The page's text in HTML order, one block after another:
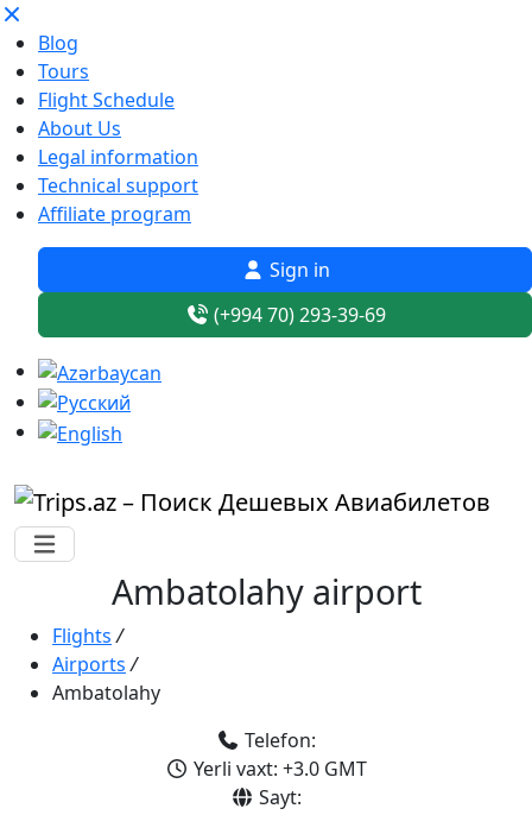
Blog
Tours
Flight Schedule
About Us
Legal information
Technical support
Affiliate program
Sign in
(+994 70) 293-39-69
Ambatolahy airport
Flights /
Airports /
Ambatolahy
Telefon:
Yerli vaxt: +3.0 GMT
Sayt: